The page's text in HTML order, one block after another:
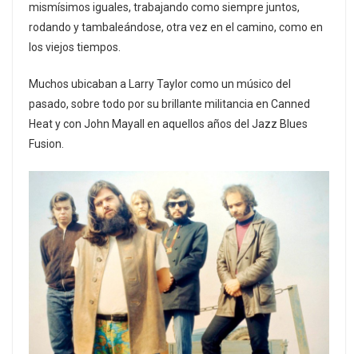
mismísimos iguales, trabajando como siempre juntos,
rodando y tambaleándose, otra vez en el camino, como en
los viejos tiempos.
Muchos ubicaban a Larry Taylor como un músico del
pasado, sobre todo por su brillante militancia en Canned
Heat y con John Mayall en aquellos años del Jazz Blues
Fusion.